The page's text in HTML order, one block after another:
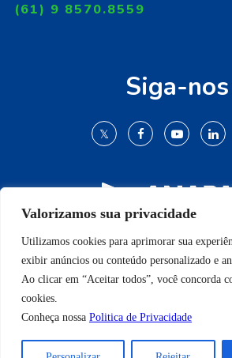
Valorizamos sua privacidade
Utilizamos cookies para aprimorar sua
exibir anúncios ou conteúdo personalizado e
Ao clicar em “Aceitar todos”, você concorda
cookies.
Conheça nossa Politica de Privacidade
(61) 9 8570.8559
Siga-nos
© 2009-2022 Todos os
Conheça nossaPolitica de